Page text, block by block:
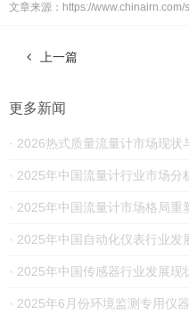
文章来源： https://
上一篇
更多新闻
· 2026热式​质量流量计市场现状
· 2025年中国流量计行业市场分
· 2025年中国流量计市场格局重
· 2025年中国自动化仪表行业发
· 2025年中国传感器行业发展现
· 2025年6月份环境监测专用仪